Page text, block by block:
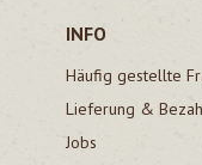
INFO
Häufig gestellte
Lieferung &
Jobs